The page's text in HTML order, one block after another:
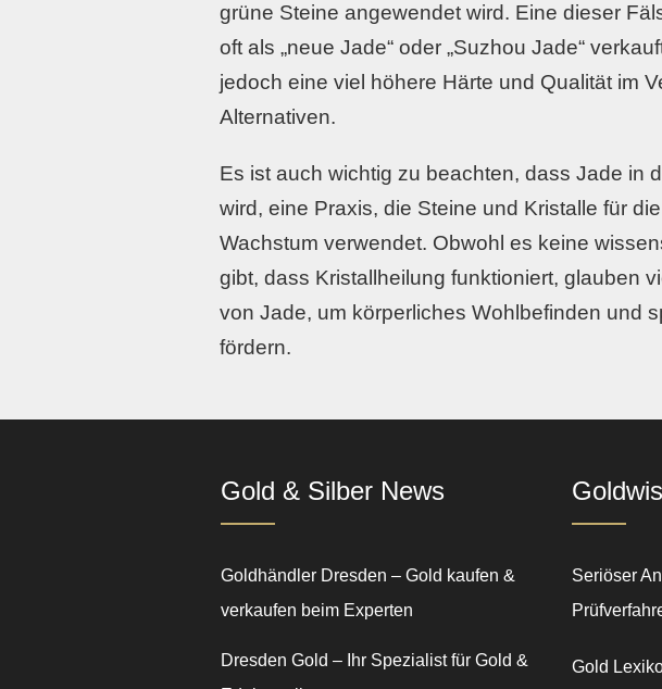
grüne Steine angewendet wird. Eine dieser
oft als „neue Jade“ oder „Suzhou Jade“
jedoch eine viel höhere Härte und Qualität im
Alternativen.
Es ist auch wichtig zu beachten, dass Jade in
wird, eine Praxis, die Steine und Kristalle für
Wachstum verwendet. Obwohl es keine
gibt, dass Kristallheilung funktioniert, glauben
von Jade, um körperliches Wohlbefinden und
fördern.
Gold & Silber News
Goldhändler Dresden – Gold kaufen &
verkaufen beim Experten
Dresden Gold – Ihr Spezialist für Gold &
Seriöser
Gold